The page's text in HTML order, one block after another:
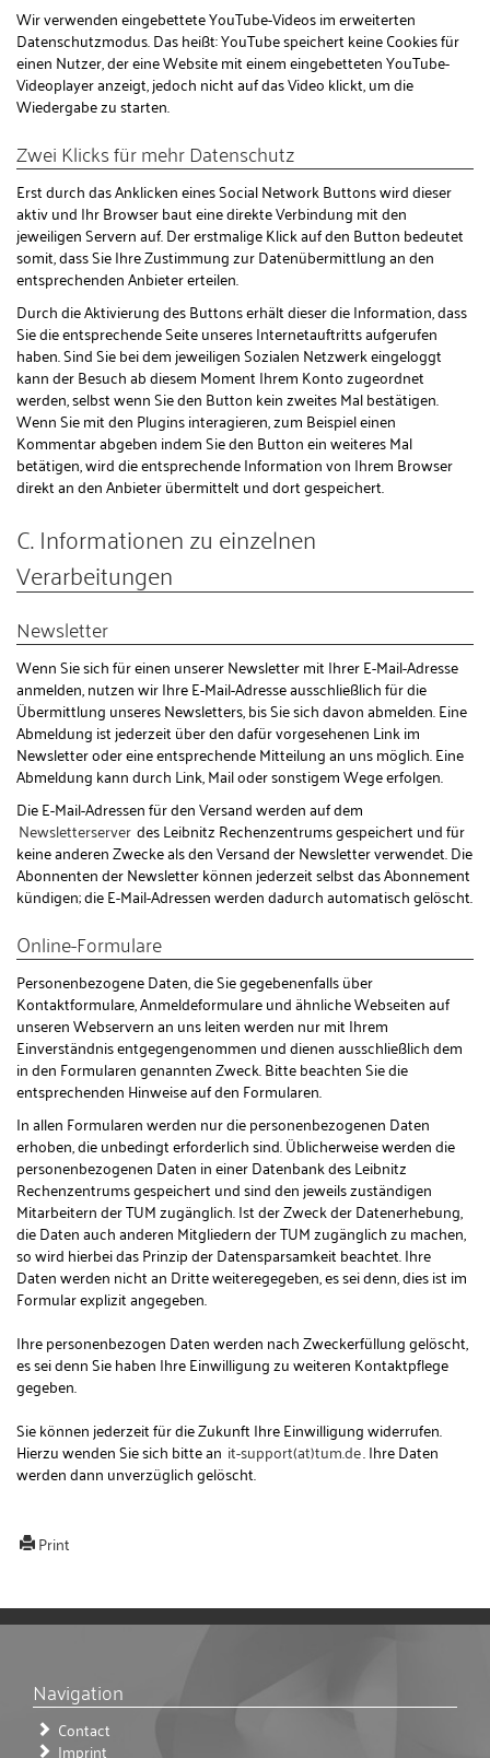
Wir verwenden eingebettete YouTube-Videos im erweiterten
Datenschutzmodus. Das heißt: YouTube speichert keine Cookies für
einen Nutzer, der eine Website mit einem eingebetteten YouTube-
Videoplayer anzeigt, jedoch nicht auf das Video klickt, um die
Wiedergabe zu starten.
Zwei Klicks für mehr Datenschutz
Erst durch das Anklicken eines Social Network Buttons wird dieser
aktiv und Ihr Browser baut eine direkte Verbindung mit den
jeweiligen Servern auf. Der erstmalige Klick auf den Button bedeutet
somit, dass Sie Ihre Zustimmung zur Datenübermittlung an den
entsprechenden Anbieter erteilen.
Durch die Aktivierung des Buttons erhält dieser die Information, dass
Sie die entsprechende Seite unseres Internetauftritts aufgerufen
haben. Sind Sie bei dem jeweiligen Sozialen Netzwerk eingeloggt
kann der Besuch ab diesem Moment Ihrem Konto zugeordnet
werden, selbst wenn Sie den Button kein zweites Mal bestätigen.
Wenn Sie mit den Plugins interagieren, zum Beispiel einen
Kommentar abgeben indem Sie den Button ein weiteres Mal
betätigen, wird die entsprechende Information von Ihrem Browser
direkt an den Anbieter übermittelt und dort gespeichert.
C. Informationen zu einzelnen
Verarbeitungen
Newsletter
Wenn Sie sich für einen unserer Newsletter mit Ihrer E-Mail-Adresse
anmelden, nutzen wir Ihre E-Mail-Adresse ausschließlich für die
Übermittlung unseres Newsletters, bis Sie sich davon abmelden. Eine
Abmeldung ist jederzeit über den dafür vorgesehenen Link im
Newsletter oder eine entsprechende Mitteilung an uns möglich. Eine
Abmeldung kann durch Link, Mail oder sonstigem Wege erfolgen.
Die E-Mail-Adressen für den Versand werden auf dem
Newsletterserver des Leibnitz Rechenzentrums gespeichert und für
keine anderen Zwecke als den Versand der Newsletter verwendet. Die
Abonnenten der Newsletter können jederzeit selbst das Abonnement
kündigen; die E-Mail-Adressen werden dadurch automatisch gelöscht.
Online-Formulare
Personenbezogene Daten, die Sie gegebenenfalls über
Kontaktformulare, Anmeldeformulare und ähnliche Webseiten auf
unseren Webservern an uns leiten werden nur mit Ihrem
Einverständnis entgegengenommen und dienen ausschließlich dem
in den Formularen genannten Zweck. Bitte beachten Sie die
entsprechenden Hinweise auf den Formularen.
In allen Formularen werden nur die personenbezogenen Daten
erhoben, die unbedingt erforderlich sind. Üblicherweise werden die
personenbezogenen Daten in einer Datenbank des Leibnitz
Rechenzentrums gespeichert und sind den jeweils zuständigen
Mitarbeitern der TUM zugänglich. Ist der Zweck der Datenerhebung,
die Daten auch anderen Mitgliedern der TUM zugänglich zu machen,
so wird hierbei das Prinzip der Datensparsamkeit beachtet. Ihre
Daten werden nicht an Dritte weiteregegeben, es sei denn, dies ist im
Formular explizit angegeben.
Ihre personenbezogen Daten werden nach Zweckerfüllung gelöscht,
es sei denn Sie haben Ihre Einwilligung zu weiteren Kontaktpflege
gegeben.
Sie können jederzeit für die Zukunft Ihre Einwilligung widerrufen.
Hierzu wenden Sie sich bitte an it-support(at)tum.de. Ihre Daten
werden dann unverzüglich gelöscht.
Print
Navigation
Contact
Imprint